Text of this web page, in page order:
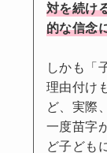
対を続け
的な信念
しかも「
理由付け
ど、実際
一度苗字
ど子ども